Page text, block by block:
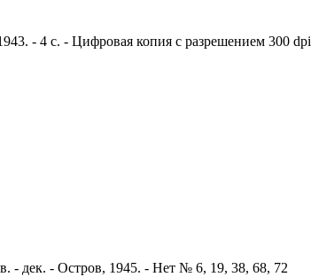
- 4 с. - Цифровая копия с разрешением 300 dpi
- дек. - Остров, 1945. - Нет № 6, 19, 38, 68, 72